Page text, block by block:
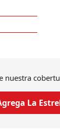
nuestra
La